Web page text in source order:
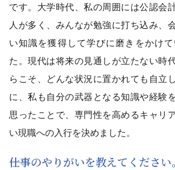
です。大学時代、私の周囲には公認会
人が多く、みんなが勉強に打ち込み、
い知識を獲得して学びに磨きをかけ
た。現代は将来の見通しが立たない時
らこそ、どんな状況に置かれても自立
に、私も自分の武器となる知識や経験
思ったことで、専門性を高めるキャリ
い現職への入行を決めました。
――仕事のやりがいを教えてください。